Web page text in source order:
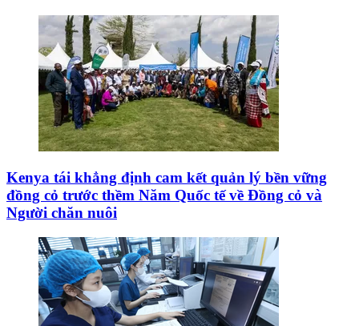
Kenya tái khẳng định cam kết quản lý bền vững
đồng cỏ trước thềm Năm Quốc tế về Đồng cỏ và
Người chăn nuôi